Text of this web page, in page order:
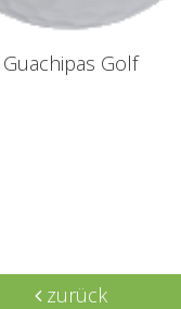
Guachipas Golf
zurück